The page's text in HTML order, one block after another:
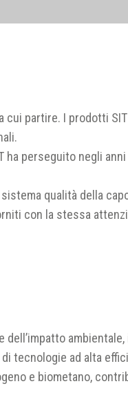
cui partire. I prodotti
ha perseguito negli
qualità della
con la stessa
tecnologie ad alta
e biometano,